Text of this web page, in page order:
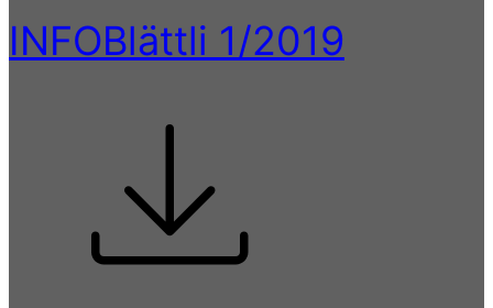
INFOBlättli 1/2019